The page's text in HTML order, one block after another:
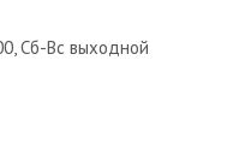
Сб-Вс выходной